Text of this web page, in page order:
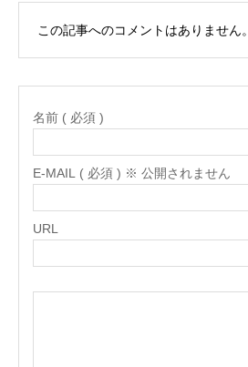
この記事へのコメントはありません。
名前 ( 必須 )
E-MAIL ( 必須 ) ※ 公開されません
URL